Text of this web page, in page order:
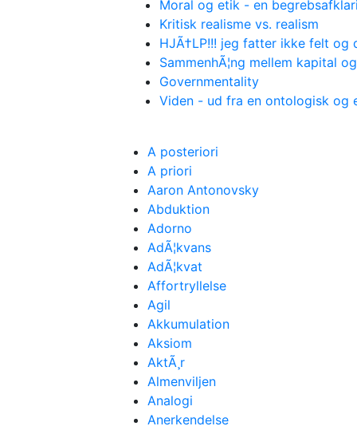
Moral og etik - en
Kritisk realisme vs. realism
HJÃ†LP!!! jeg fatter ikke felt og
SammenhÃ¦ng mellem kapital
Governmentality
Viden - ud fra en ontologisk og
A posteriori
A priori
Aaron Antonovsky
Abduktion
Adorno
AdÃ¦kvans
AdÃ¦kvat
Affortryllelse
Agil
Akkumulation
Aksiom
AktÃ¸r
Almenviljen
Analogi
Anerkendelse